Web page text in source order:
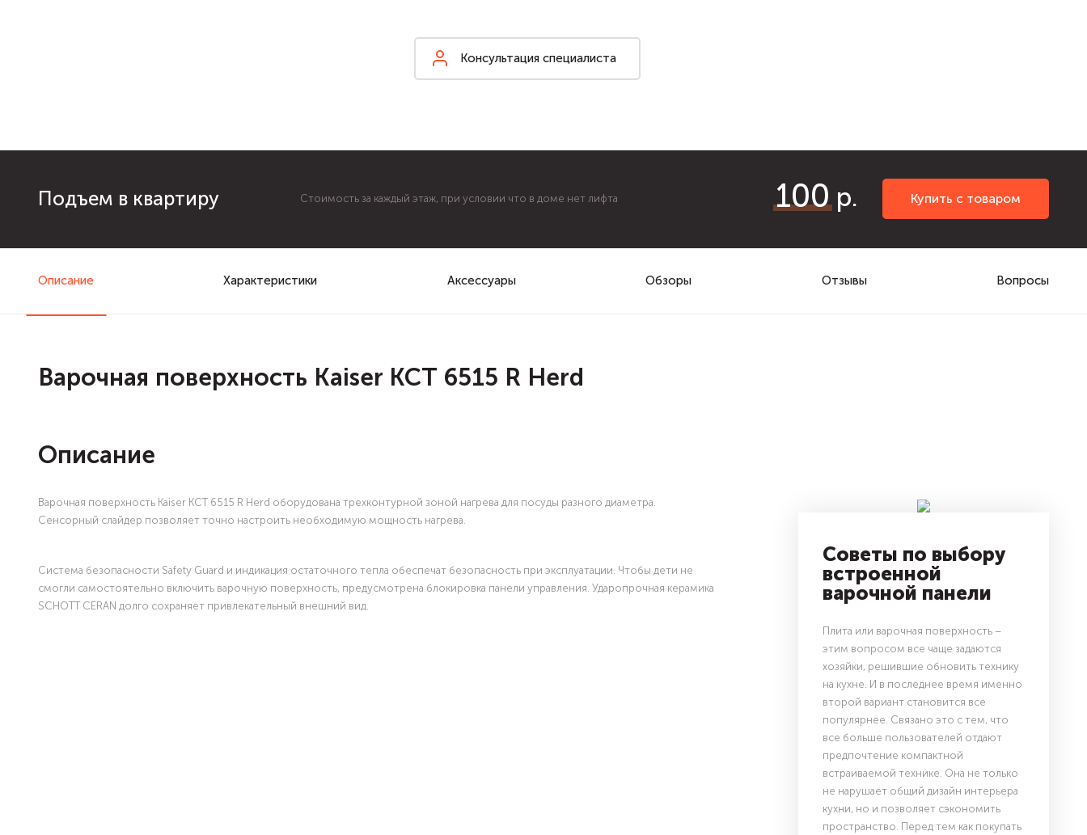
Консультация специалиста
Подъем в квартиру Стоимость за каждый этаж, при условии что в доме нет лифта 100 Купить с товаром
Описание Характеристики Аксессуары Обзоры Отзывы Вопросы
Варочная поверхность Kaiser KCT 6515 R Herd
Описание
Варочная поверхность Kaiser KCT 6515 R Herd оборудована трехконтурной зоной нагрева для посуды разного диаметра.
Сенсорный слайдер позволяет точно настроить необходимую мощность нагрева.
Система безопасности Safety Guard и индикация остаточного тепла обеспечат безопасность при эксплуатации. Чтобы дети не
смогли самостоятельно включить варочную поверхность, предусмотрена блокировка панели управления. Ударопрочная керамика
SCHOTT CERAN долго сохраняет привлекательный внешний вид.
Советы по выбору
встроенной
варочной панели
Плита или варочная поверхность –
этим вопросом все чаще задаются
хозяйки, решившие обновить технику
на кухне. И в последнее время именно
второй вариант становится все
популярнее. Связано это с тем, что
все больше пользователей отдают
предпочтение компактной
встраиваемой технике. Она не только
не нарушает общий дизайн интерьера
кухни, но и позволяет сэкономить
пространство. Перед тем как покупать